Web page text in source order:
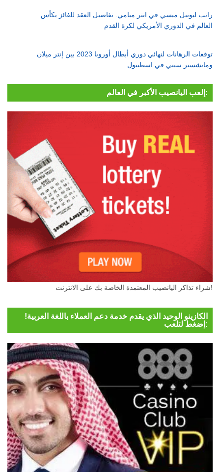
راتب ليونيل ميسي في انتر ميامي: تفاصيل العقد للفائز بكأس
العالم في الدوري الأمريكي لكرة القدم
توقعات الرهانات لنهائي دوري أبطال أوروبا 2023 بين إنتر ميلان
ومانشستر سيتي في اسطنبول
إلعب اليانصيب الأكبر في العالم:
شراء تذاكر اليانصيب المعتمدة الخاصة بك على الانترنت!
الكازينو الوحيد الذي يقدم خدمة دعم العملاء باللغة العربية!
إضغط لتلعب: